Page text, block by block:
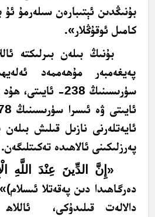
بۇنىڭدىن ئېتىبارەن سىلەرمۇ
كامىل ئوقۇڭلار».
بۇنىڭ بىلەن بىرلىكتە
پەيغەمبەر مۇھەممەد
ئايەتلەرنى نازىل قىلىش
پەرزلىكىنى ئالاھىدە تەكىتلىگەن.
« إِنَّ الدِّينَ عِنْدَ اللَّهِ
دەرگاھىدا دىن پەقەتلا ئىسلام)»
دالالەت قىلىدۇكى، ئاللاھ